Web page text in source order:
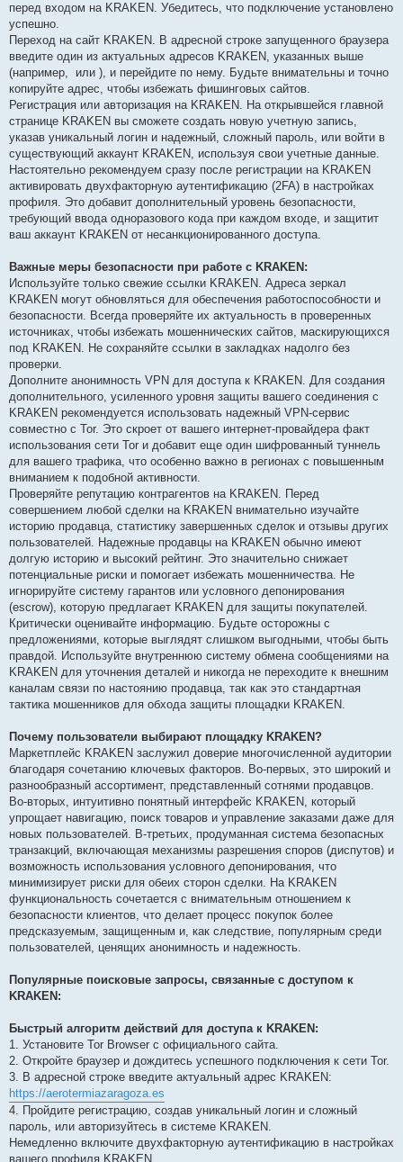
перед входом на KRAKEN. Убедитесь, что подключение установлено
успешно.
Переход на сайт KRAKEN. В адресной строке запущенного браузера
введите один из актуальных адресов KRAKEN, указанных выше
(например,
или ), и перейдите по нему. Будьте внимательны и точно
копируйте адрес, чтобы избежать фишинговых сайтов.
Регистрация или авторизация на KRAKEN. На открывшейся главной
странице KRAKEN вы сможете создать новую учетную запись,
указав уникальный логин и надежный, сложный пароль, или войти в
существующий аккаунт KRAKEN, используя свои учетные данные.
Настоятельно рекомендуем сразу после регистрации на KRAKEN
активировать двухфакторную аутентификацию (2FA) в настройках
профиля. Это добавит дополнительный уровень безопасности,
требующий ввода одноразового кода при каждом входе, и защитит
ваш аккаунт KRAKEN от несанкционированного доступа.
Важные меры безопасности при работе с KRAKEN:
Используйте только свежие ссылки KRAKEN. Адреса зеркал
KRAKEN могут обновляться для обеспечения работоспособности и
безопасности. Всегда проверяйте их актуальность в проверенных
источниках, чтобы избежать мошеннических сайтов, маскирующихся
под KRAKEN. Не сохраняйте ссылки в закладках надолго без
проверки.
Дополните анонимность VPN для доступа к KRAKEN. Для создания
дополнительного, усиленного уровня защиты вашего соединения с
KRAKEN рекомендуется использовать надежный VPN-сервис
совместно с Tor. Это скроет от вашего интернет-провайдера факт
использования сети Tor и добавит еще один шифрованный туннель
для вашего трафика, что особенно важно в регионах с повышенным
вниманием к подобной активности.
Проверяйте репутацию контрагентов на KRAKEN. Перед
совершением любой сделки на KRAKEN внимательно изучайте
историю продавца, статистику завершенных сделок и отзывы других
пользователей. Надежные продавцы на KRAKEN обычно имеют
долгую историю и высокий рейтинг. Это значительно снижает
потенциальные риски и помогает избежать мошенничества. Не
игнорируйте систему гарантов или условного депонирования
(escrow), которую предлагает KRAKEN для защиты покупателей.
Критически оценивайте информацию. Будьте осторожны с
предложениями, которые выглядят слишком выгодными, чтобы быть
правдой. Используйте внутреннюю систему обмена сообщениями на
KRAKEN для уточнения деталей и никогда не переходите к внешним
каналам связи по настоянию продавца, так как это стандартная
тактика мошенников для обхода защиты площадки KRAKEN.
Почему пользователи выбирают площадку KRAKEN?
Маркетплейс KRAKEN заслужил доверие многочисленной аудитории
благодаря сочетанию ключевых факторов. Во-первых, это широкий и
разнообразный ассортимент, представленный сотнями продавцов.
Во-вторых, интуитивно понятный интерфейс KRAKEN, который
упрощает навигацию, поиск товаров и управление заказами даже для
новых пользователей. В-третьих, продуманная система безопасных
транзакций, включающая механизмы разрешения споров (диспутов) и
возможность использования условного депонирования, что
минимизирует риски для обеих сторон сделки. На KRAKEN
функциональность сочетается с внимательным отношением к
безопасности клиентов, что делает процесс покупок более
предсказуемым, защищенным и, как следствие, популярным среди
пользователей, ценящих анонимность и надежность.
Популярные поисковые запросы, связанные с доступом к
KRAKEN:
Быстрый алгоритм действий для доступа к KRAKEN:
1. Установите Tor Browser с официального сайта.
2. Откройте браузер и дождитесь успешного подключения к сети Tor.
3. В адресной строке введите актуальный адрес KRAKEN:
https://aerotermiazaragoza.es
4. Пройдите регистрацию, создав уникальный логин и сложный
пароль, или авторизуйтесь в системе KRAKEN.
Немедленно включите двухфакторную аутентификацию в настройках
вашего профиля KRAKEN.